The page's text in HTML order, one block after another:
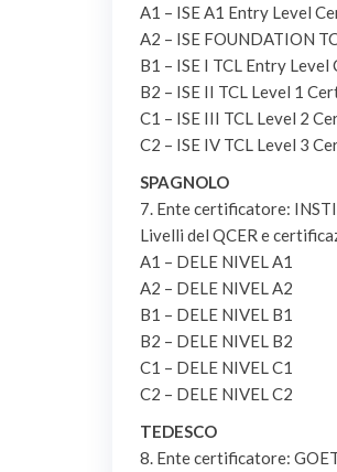
A1 – ISE A1 Entry Level
A2 – ISE FOUNDATION
B1 – ISE I TCL Entry
B2 – ISE II TCL Level 1
C1 – ISE III TCL Level 2
C2 – ISE IV TCL Level 3
SPAGNOLO
7. Ente certificatore:
Livelli del QCER e
A1 – DELE NIVEL A1
A2 – DELE NIVEL A2
B1 – DELE NIVEL B1
B2 – DELE NIVEL B2
C1 – DELE NIVEL C1
C2 – DELE NIVEL C2
TEDESCO
8. Ente certificatore: